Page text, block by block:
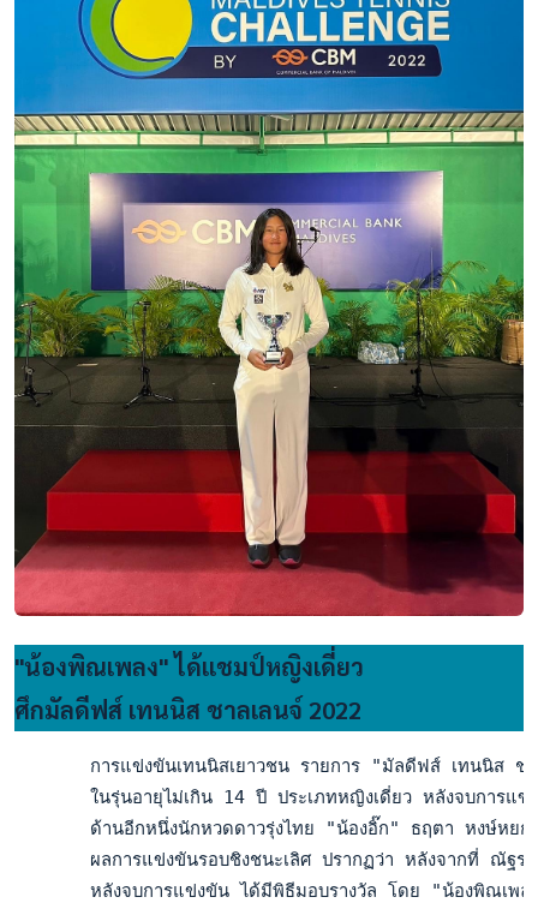
"น้องพิณเพลง" ได้แชมป์หญิงเดี่ยว
ศึกมัลดีฟส์ เทนนิส ชาลเลนจ์ 2022
การแข่งขันเทนนิสเยาวชน รายการ "มัลดีฟส์ เทนนิส
ในรุ่นอายุไม่เกิน 14 ปี ประเภทหญิงเดี่ยว หลังจบการ
ด้านอีกหนึ่งนักหวดดาวรุ่งไทย "น้องอิ๊ก" ธฤตา หงษ์หย
ผลการแข่งขันรอบชิงชนะเลิศ ปรากฏว่า หลังจากที่ ณัฐ
หลังจบการแข่งขัน ได้มีพิธีมอบรางวัล โดย "น้องพิณเพล